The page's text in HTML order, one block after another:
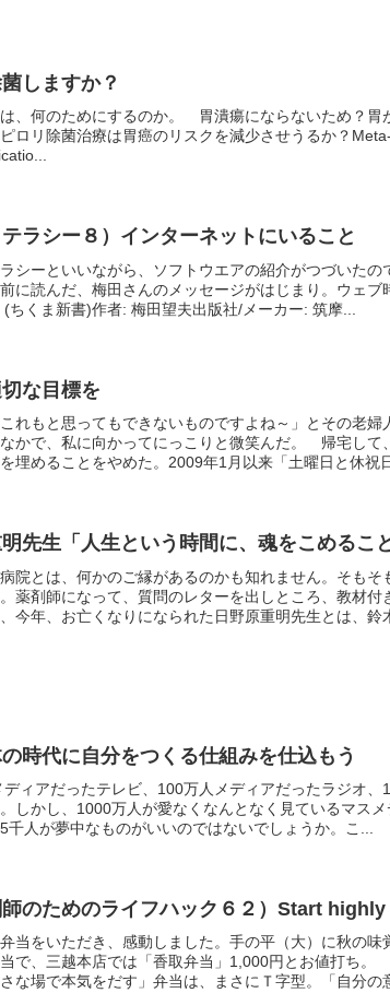
しますか？
、何のためにするのか。 胃潰瘍にならないため？胃
ロリ除菌治療は胃癌のリスクを減少させうるか？
ラシー８）インターネットにいること
シーといいながら、ソフトウエアの紹介がつづいたの
に読んだ、梅田さんのメッセージがはじまり。ウェ
ちくま新書)作者: 梅田望夫出版社/メーカー: 筑摩...
な目標を
これもと思ってもできないものですよね～」とその老
かで、私に向かってにっこりと微笑んだ。 帰宅して
埋めることをやめた。2009年1月以来「土曜日と休祝
先生「人生という時間に、魂をこめること
院とは、何かのご縁があるのかも知れません。そもそ
薬剤師になって、質問のレターを出しところ、教材付
今年、お亡くなりになられた日野原重明先生とは、鈴
時代に自分をつくる仕組みを仕込もう
ディアだったテレビ、100万人メディアだったラジオ、
しかし、1000万人が愛なくなんとなく見ているマス
千人が夢中なものがいいのではないでしょうか。こ...
のためのライフハック６２）Start
当をいただき、感動しました。手の平（大）に秋の味
で、三越本店では「香取弁当」1,000円とお値打ち。
場で本気をだす」弁当は、まさにＴ字型。「自分の